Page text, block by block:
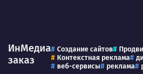
ИнМедиа
заказ
Создание сайтов
Контекстная реклама
веб-сервисы
реклама